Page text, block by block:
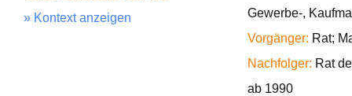
» Kontext anzeigen
Gewerbe-,
Vorgänger: Rat;
Nachfolger: Rat
ab 1990